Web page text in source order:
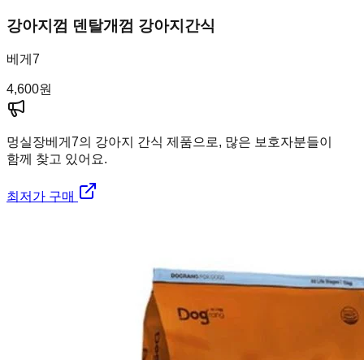
강아지껌 덴탈개껌 강아지간식
베게7
4,600원
멍실장베게7의 강아지 간식 제품으로, 많은 보호자분들이
함께 찾고 있어요.
최저가 구매